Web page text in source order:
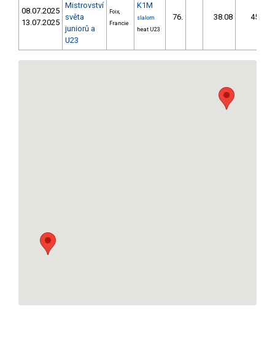
08.07.2025
13.07.2025
Mistrovství
světa
juniorů a
U23
Foix,
Francie
K1M
slalom
heat U23
76. 38.08 45,6